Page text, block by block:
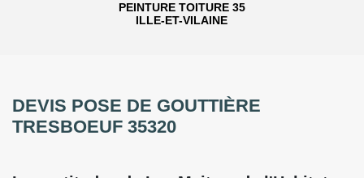
PEINTURE TOITURE 35
ILLE-ET-VILAINE
DEVIS POSE DE GOUTTIÈRE
TRESBOEUF 35320